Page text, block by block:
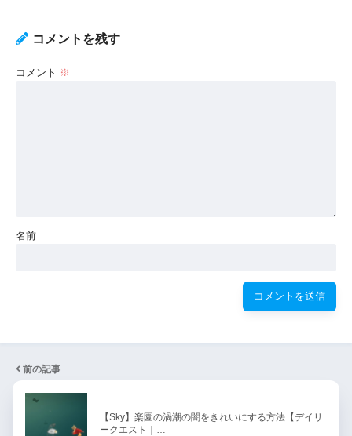
コメントを残す
コメント ※
名前
前の記事
【Sky】楽園の渦潮の闇をきれいにする方法【デイリ
ークエスト｜…